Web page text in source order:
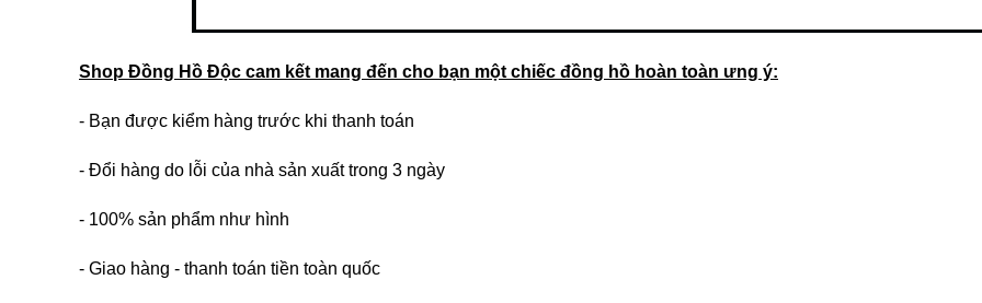
Shop Đồng Hồ Độc cam kết mang đến cho bạn một chiếc đồng hồ hoàn toàn ưng ý:
- Bạn được kiểm hàng trước khi thanh toán
- Đổi hàng do lỗi của nhà sản xuất trong 3 ngày
- 100% sản phẩm như hình
- Giao hàng - thanh toán tiền toàn quốc